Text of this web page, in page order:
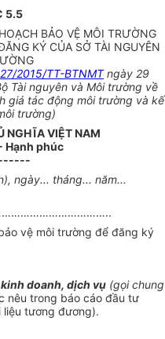
5.5
BẢO VỆ MÔI TRƯỜNG
KÝ CỦA SỞ TÀI NGUYÊN
27/2015/TT-BTNMTngày 29
Tài nguyên và Môi trường về
giá tác động môi trường và kế
trường)
NGHĨA VIỆT NAM
Hạnh phúc
ngày... tháng... năm...
vệ môi trường để đăng ký
kinh doanh, dịch vụ (gọi chung
nêu trong báo cáo đầu tư
liệu tương đương).